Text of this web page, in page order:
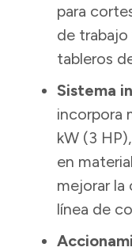
para
de
tableros
Sistema
incorpora
kW (3
en
mejorar la
línea de